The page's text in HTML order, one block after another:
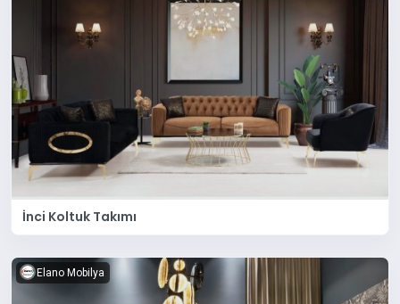
İnci Koltuk Takımı
Elano Mobilya